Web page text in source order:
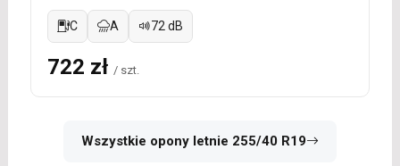
C A 72 dB
722 zł / szt.
Wszystkie opony letnie 255/40 R19